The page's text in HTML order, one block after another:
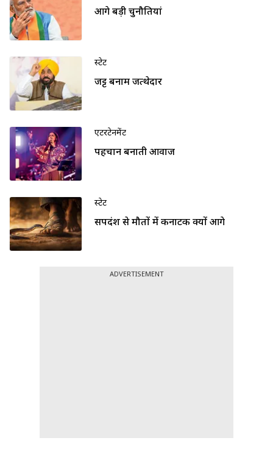
आगे बड़ी चुनौतियां
स्टेट
जट्ट बनाम जत्थेदार
एंटरटेनमेंट
पहचान बनाती आवाज
स्टेट
सर्पदंश से मौतों में कर्नाटक क्यों आगे
ADVERTISEMENT